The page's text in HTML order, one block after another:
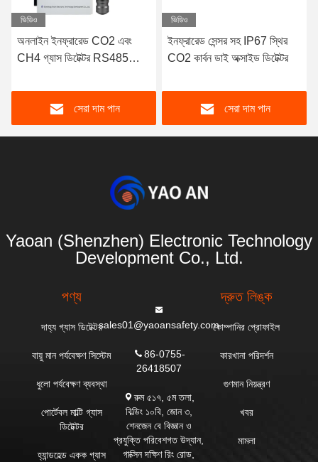
ভিডিও
অনলাইন ইনফ্রারেড CO2 এবং
CH4 গ্যাস ডিটেক্টর RS485
সেরা দাম পান
ভিডিও
ইনফ্রারেড সেন্সর সহ IP67 স্থির
CO2 কার্বন ডাই অক্সাইড ডিটেক্টর
সেরা দাম পান
Yaoan (Shenzhen) Electronic Technology
Development Co., Ltd.
পণ্য
দাহ্য গ্যাস ডিটেক্টর
বায়ু মান পর্যবেক্ষণ সিস্টেম
ধুলো পর্যবেক্ষণ ব্যবস্থা
পোর্টেবল মাল্টি গ্যাস
ডিটেক্টর
হ্যান্ডহেল্ড একক গ্যাস
sales01@yaoansafety.com
86-0755-
26418507
রুম ৫১৭, ৫ম তলা,
বিল্ডিং ১০বি, জোন ৩,
শেনজেন বে বিজ্ঞান ও
প্রযুক্তি পরিবেশগত উদ্যান,
গাক্সিন দক্ষিণ রিং রোড,
দ্রুত লিঙ্ক
কোম্পানির প্রোফাইল
কারখানা পরিদর্শন
গুণমান নিয়ন্ত্রণ
খবর
মামলা